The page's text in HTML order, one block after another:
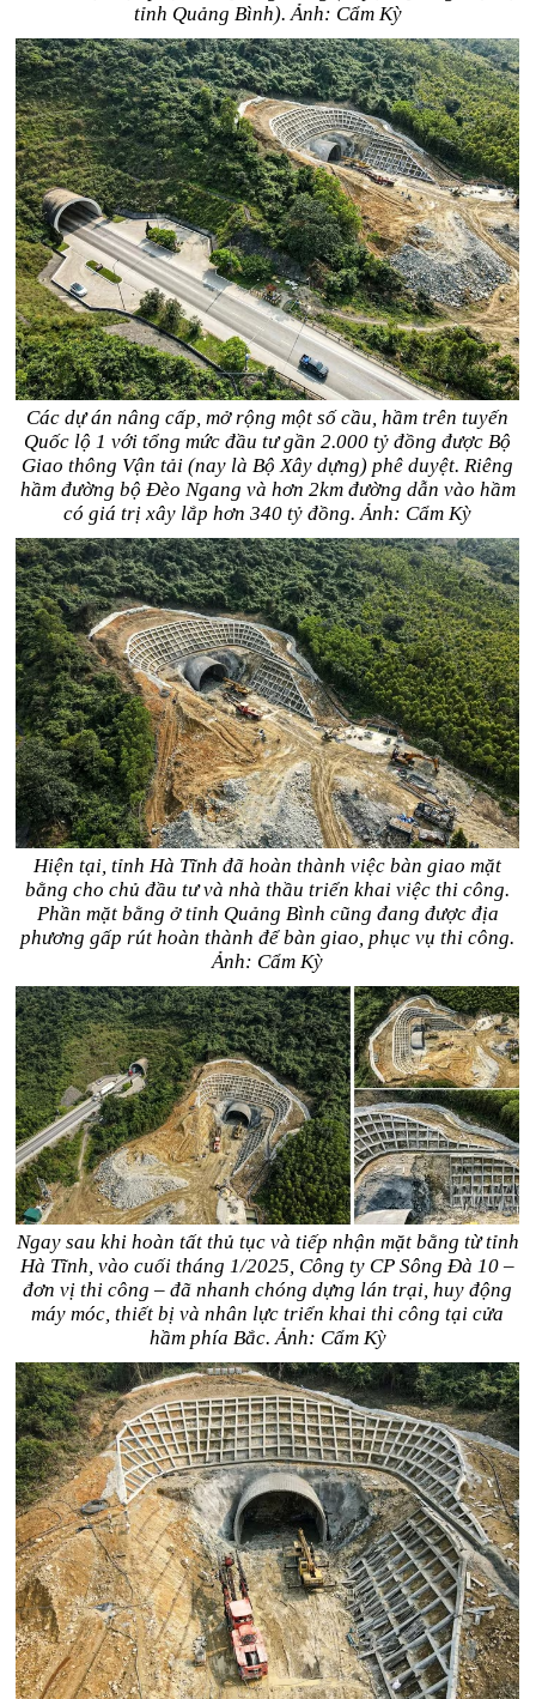
tỉnh Quảng Bình). Ảnh: Cẩm Kỳ
Các dự án nâng cấp, mở rộng một số cầu, hầm trên tuyến
Quốc lộ 1 với tổng mức đầu tư gần 2.000 tỷ đồng được Bộ
Giao thông Vận tải (nay là Bộ Xây dựng) phê duyệt. Riêng
hầm đường bộ Đèo Ngang và hơn 2km đường dẫn vào hầm
có giá trị xây lắp hơn 340 tỷ đồng. Ảnh: Cẩm Kỳ
Hiện tại, tỉnh Hà Tĩnh đã hoàn thành việc bàn giao mặt
bằng cho chủ đầu tư và nhà thầu triển khai việc thi công.
Phần mặt bằng ở tỉnh Quảng Bình cũng đang được địa
phương gấp rút hoàn thành để bàn giao, phục vụ thi công.
Ảnh: Cẩm Kỳ
Ngay sau khi hoàn tất thủ tục và tiếp nhận mặt bằng từ tỉnh
Hà Tĩnh, vào cuối tháng 1/2025, Công ty CP Sông Đà 10 –
đơn vị thi công – đã nhanh chóng dựng lán trại, huy động
máy móc, thiết bị và nhân lực triển khai thi công tại cửa
hầm phía Bắc. Ảnh: Cẩm Kỳ